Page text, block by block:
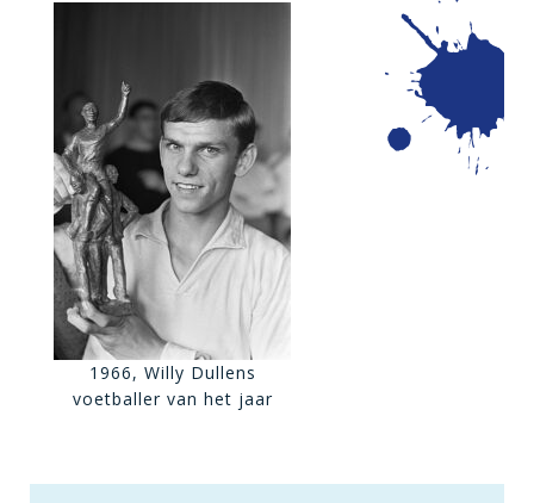
1966, Willy Dullens
voetballer van het jaar